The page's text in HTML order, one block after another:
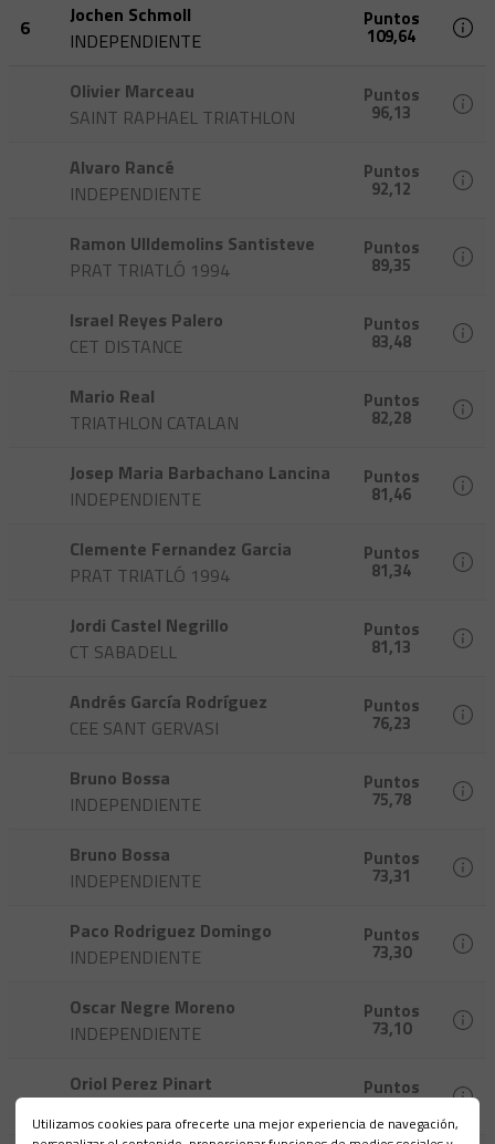
6
Jochen Schmoll
INDEPENDIENTE
Puntos
109,64
Olivier Marceau
SAINT RAPHAEL TRIATHLON
Puntos
96,13
Alvaro Rancé
INDEPENDIENTE
Puntos
92,12
Ramon Ulldemolins Santisteve
PRAT TRIATLÓ 1994
Puntos
89,35
Israel Reyes Palero
CET DISTANCE
Puntos
83,48
Mario Real
TRIATHLON CATALAN
Puntos
82,28
Josep Maria Barbachano Lancina
INDEPENDIENTE
Puntos
81,46
Clemente Fernandez Garcia
PRAT TRIATLÓ 1994
Puntos
81,34
Jordi Castel Negrillo
CT SABADELL
Puntos
81,13
Andrés García Rodríguez
CEE SANT GERVASI
Puntos
76,23
Bruno Bossa
INDEPENDIENTE
Puntos
75,78
Bruno Bossa
INDEPENDIENTE
Puntos
73,31
Paco Rodriguez Domingo
INDEPENDIENTE
Puntos
73,30
Oscar Negre Moreno
INDEPENDIENTE
Puntos
73,10
Oriol Perez Pinart
Puntos
72,93
Utilizamos cookies para ofrecerte una mejor experiencia de navegación,